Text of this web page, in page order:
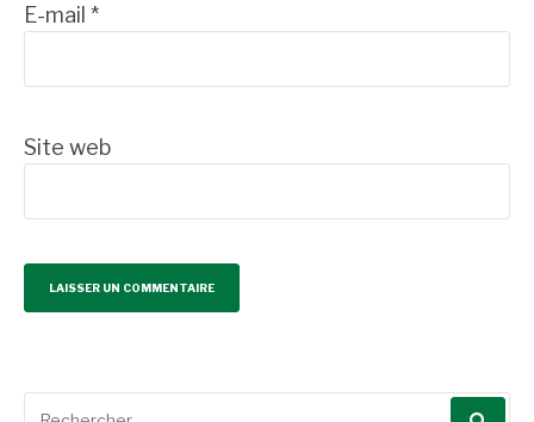
E-mail *
Site web
Recherche